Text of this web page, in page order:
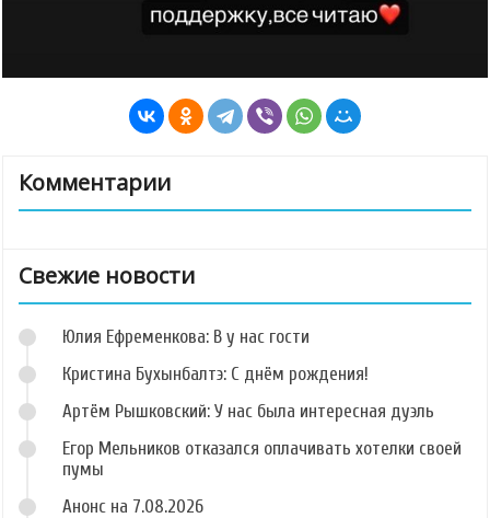
Комментарии
Свежие новости
Юлия Ефременкова: В у нас гости
Кристина Бухынбалтэ: С днём рождения!
Артём Рышковский: У нас была интересная дуэль
Егор Мельников отказался оплачивать хотелки своей
пумы
Анонс на 7.08.2026